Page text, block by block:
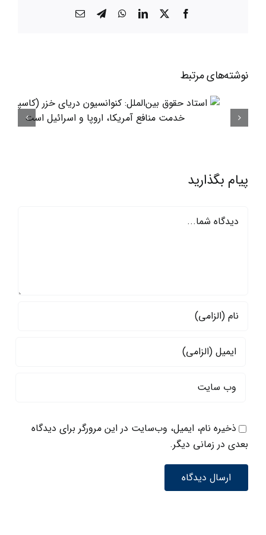
Facebook
X
LinkedIn
WhatsApp
Telegramایمیل
نوشته‌‌های مرتبط
پیام بگذارید
دیدگاه
ذخیره نام، ایمیل، وب‌سایت در این مرورگر برای دیدگاه
بعدی در زمانی دیگر.